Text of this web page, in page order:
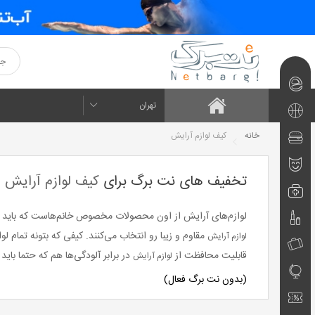
تهران
خانه کیف لوازم آرایش
نت‌برگ‌های
امروز
تفریحی
ورزشی
رستوران
و فست
فود
هنر و
تئاتر
پزشکی
سلامت
زیبایی
آرایشی
تورهای
مسافرتی
آموزشی
تخفیف های نت برگ برای کیف لوازم آرایش
لوازم‌های آرایش از اون محصولات مخصوص خانم‌هاست که باید
لوازم آرایش مقاوم و زیبا رو انتخاب می‌کنند. کیفی که بتونه
قابلیت محافظت از لوازم آرایش در برابر آلودگی‌ها هم که حتما
(بدون نت برگ فعال)